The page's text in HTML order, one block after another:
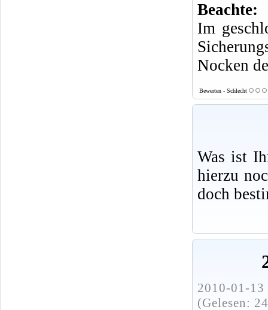
Beachte:
Im
Nocken
Bewerten - Schlecht
Was ist
hierzu
doch
2010-01-
(Gelesen: